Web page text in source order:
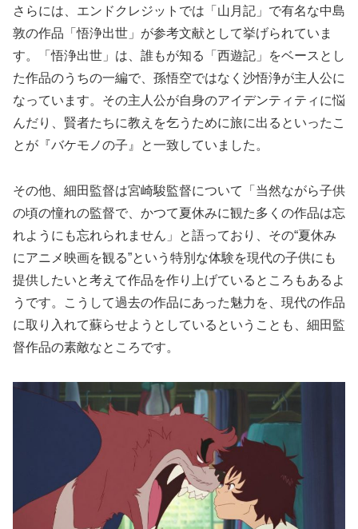
さらには、エンドクレジットでは「山月記」で有名な中島
敦の作品「悟浄出世」が参考文献として挙げられていま
す。「悟浄出世」は、誰もが知る「西遊記」をベースとし
た作品のうちの一編で、孫悟空ではなく沙悟浄が主人公に
なっています。その主人公が自身のアイデンティティに悩
んだり、賢者たちに教えを乞うために旅に出るといったこ
とが『バケモノの子』と一致していました。
その他、細田監督は宮崎駿監督について「当然ながら子供
の頃の憧れの監督で、かつて夏休みに観た多くの作品は忘
れようにも忘れられません」と語っており、その“夏休み
にアニメ映画を観る”という特別な体験を現代の子供にも
提供したいと考えて作品を作り上げているところもあるよ
うです。こうして過去の作品にあった魅力を、現代の作品
に取り入れて蘇らせようとしているということも、細田監
督作品の素敵なところです。